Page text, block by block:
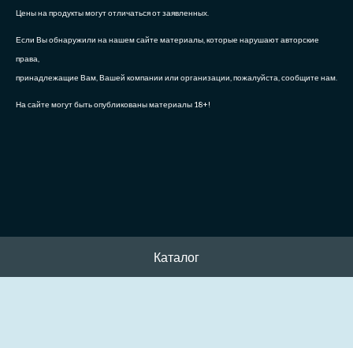
Цены на продукты могут отличаться от заявленных.
Если Вы обнаружили на нашем сайте материалы, которые нарушают авторские
права,
принадлежащие Вам, Вашей компании или организации, пожалуйста, сообщите нам.
На сайте могут быть опубликованы материалы 18+!
Каталог